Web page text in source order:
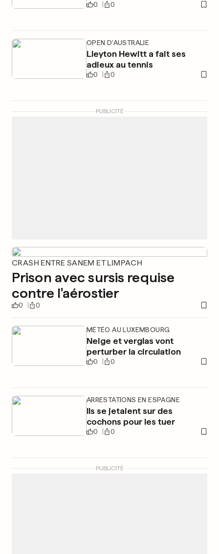
0 0
OPEN D'AUSTRALIE
Lleyton Hewitt a fait ses
adieux au tennis
0 0
PUBLICITÉ
CRASH ENTRE SANEM ET LIMPACH
Prison avec sursis requise
contre l'aérostier
0 0
MÉTÉO AU LUXEMBOURG
Neige et verglas vont
perturber la circulation
0 0
ARRESTATIONS EN ESPAGNE
Ils se jetaient sur des
cochons pour les tuer
0 0
PUBLICITÉ